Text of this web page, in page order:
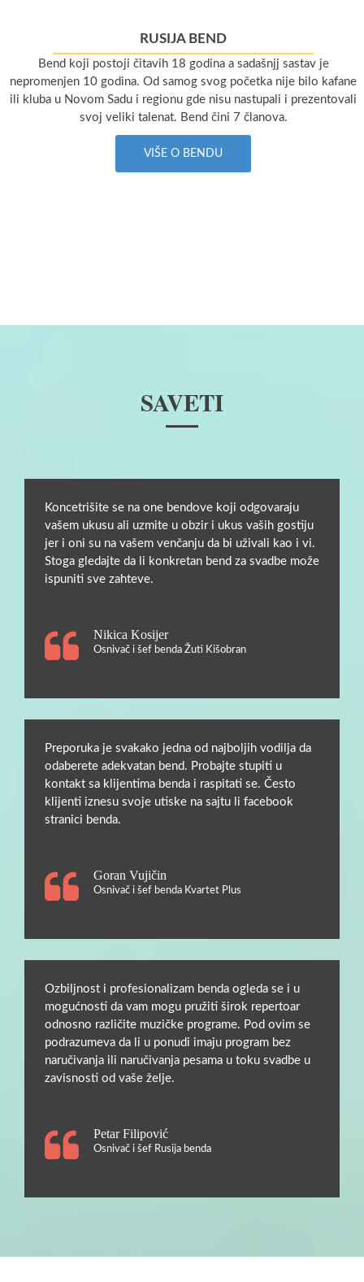
RUSIJA BEND
Bend koji postoji čitavih 18 godina a sadašnjj sastav je
nepromenjen 10 godina. Od samog svog početka nije bilo kafane
ili kluba u Novom Sadu i regionu gde nisu nastupali i prezentovali
svoj veliki talenat. Bend čini 7 članova.
VIŠE O BENDU
SAVETI
Koncetrišite se na one bendove koji odgovaraju
vašem ukusu ali uzmite u obzir i ukus vaših gostiju
jer i oni su na vašem venčanju da bi uživali kao i vi.
Stoga gledajte da li konkretan bend za svadbe može
ispuniti sve zahteve.
Nikica Kosijer
Osnivač i šef benda Žuti Kišobran
Preporuka je svakako jedna od najboljih vodilja da
odaberete adekvatan bend. Probajte stupiti u
kontakt sa klijentima benda i raspitati se. Često
klijenti iznesu svoje utiske na sajtu li facebook
stranici benda.
Goran Vujičin
Osnivač i šef benda Kvartet Plus
Ozbiljnost i profesionalizam benda ogleda se i u
mogućnosti da vam mogu pružiti širok repertoar
odnosno različite muzičke programe. Pod ovim se
podrazumeva da li u ponudi imaju program bez
naručivanja ili naručivanja pesama u toku svadbe u
zavisnosti od vaše želje.
Petar Filipović
Osnivač i šef Rusija benda